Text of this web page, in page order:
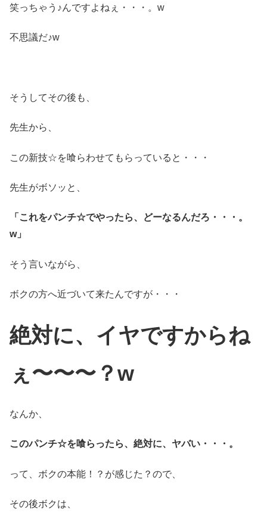
笑っちゃう♪んですよねぇ・・・。w
不思議だ♪w
そうしてその後も、
先生から、
この新技☆を喰らわせてもらっていると・・・
先生がボソッと、
「これをパンチ☆でやったら、どーなるんだろ・・・。
w」
そう言いながら、
ボクの方へ近づいて来たんですが・・・
絶対に、 イヤですからね
ぇ〜〜〜？w
なんか、
このパンチ☆を喰らったら、絶対に、ヤバい・・・。
って、ボクの本能！？が感じた？ので、
その後ボクは、